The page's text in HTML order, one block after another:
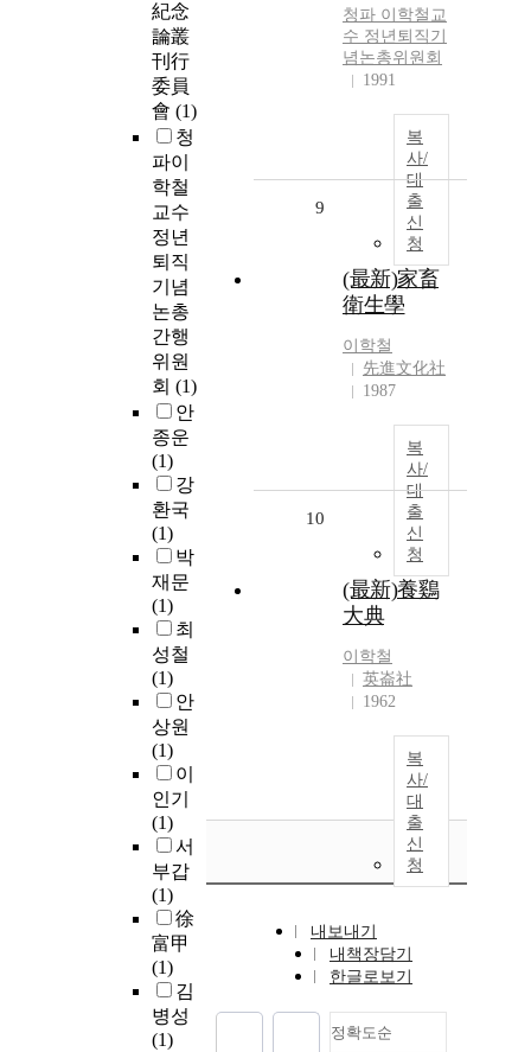
紀念
論叢
刊行
委員
會 (1)
청
파이
학철
교수
정년
퇴직
기념
논총
간행
위원
회 (1)
안
종운
(1)
강
환국
(1)
박
재문
(1)
최
성철
(1)
안
상원
(1)
이
인기
(1)
서
부갑
(1)
徐
富甲
(1)
김
병성
(1)
청파 이학철교
수 정년퇴직기
념논총위원회
1991
복
사/
대
출
신
청
9
(最新)家畜
衛生學
이학철
先進文化社
1987
복
사/
대
출
신
청
10
(最新)養鷄
大典
이학철
英崙社
1962
복
사/
대
출
신
청
내보내기
내책장담기
한글로보기
정확도순